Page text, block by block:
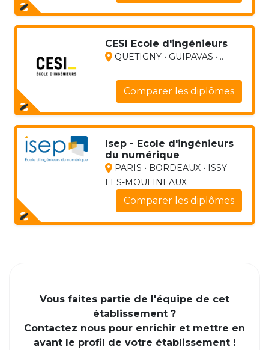
CESI Ecole d'ingénieurs
QUETIGNY • GUIPAVAS •...
Comparer les diplômes
Isep - Ecole d'ingénieurs
du numérique
PARIS • BORDEAUX • ISSY-
LES-MOULINEAUX
Comparer les diplômes
Vous faites partie de l'équipe de cet
établissement ?
Contactez nous pour enrichir et mettre en
avant le profil de votre établissement !